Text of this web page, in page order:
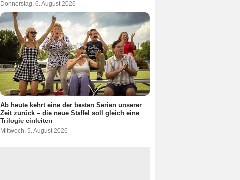
Donnerstag, 6. August 2026
Ab heute kehrt eine der besten Serien unserer
Zeit zurück – die neue Staffel soll gleich eine
Trilogie einleiten
Mittwoch, 5. August 2026